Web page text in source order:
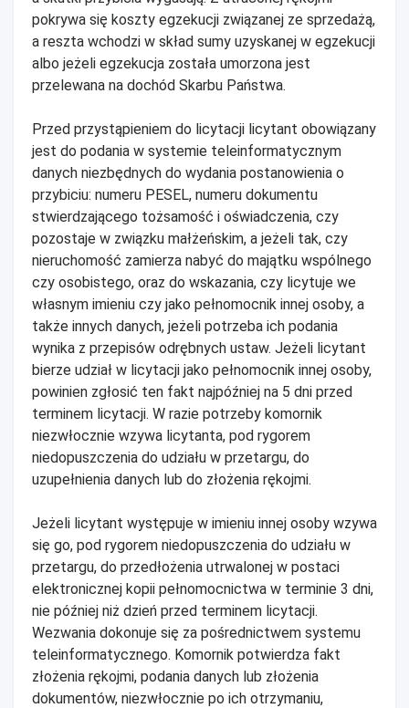
pokrywa się koszty egzekucji związanej ze sprzedażą,
a reszta wchodzi w skład sumy uzyskanej w egzekucji
albo jeżeli egzekucja została umorzona jest
przelewana na dochód Skarbu Państwa.
Przed przystąpieniem do licytacji licytant obowiązany
jest do podania w systemie teleinformatycznym
danych niezbędnych do wydania postanowienia o
przybiciu: numeru PESEL, numeru dokumentu
stwierdzającego tożsamość i oświadczenia, czy
pozostaje w związku małżeńskim, a jeżeli tak, czy
nieruchomość zamierza nabyć do majątku wspólnego
czy osobistego, oraz do wskazania, czy licytuje we
własnym imieniu czy jako pełnomocnik innej osoby, a
także innych danych, jeżeli potrzeba ich podania
wynika z przepisów odrębnych ustaw. Jeżeli licytant
bierze udział w licytacji jako pełnomocnik innej osoby,
powinien zgłosić ten fakt najpóźniej na 5 dni przed
terminem licytacji. W razie potrzeby komornik
niezwłocznie wzywa licytanta, pod rygorem
niedopuszczenia do udziału w przetargu, do
uzupełnienia danych lub do złożenia rękojmi.
Jeżeli licytant występuje w imieniu innej osoby wzywa
się go, pod rygorem niedopuszczenia do udziału w
przetargu, do przedłożenia utrwalonej w postaci
elektronicznej kopii pełnomocnictwa w terminie 3 dni,
nie później niż dzień przed terminem licytacji.
Wezwania dokonuje się za pośrednictwem systemu
teleinformatycznego. Komornik potwierdza fakt
złożenia rękojmi, podania danych lub złożenia
dokumentów, niezwłocznie po ich otrzymaniu,